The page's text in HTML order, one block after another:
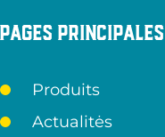
Pages principales
Produits
Actualitės